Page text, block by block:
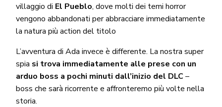
villaggio di El Pueblo, dove molti dei temi horror
vengono abbandonati per abbracciare immediatamente
la natura più action del titolo
L’avventura di Ada invece è differente. La nostra super
spia si trova immediatamente alle prese con un
arduo boss a pochi minuti dall’inizio del DLC–
boss che sarà ricorrente e affronteremo più volte nella
storia.